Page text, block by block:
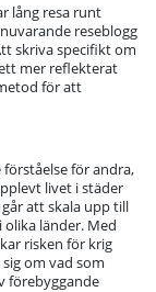
lång resa runt
reseblogg
skriva specifikt om
mer reflekterat
för att
för andra,
livet i städer
att skala upp till
länder. Med
risken för krig
om vad som
förebyggande